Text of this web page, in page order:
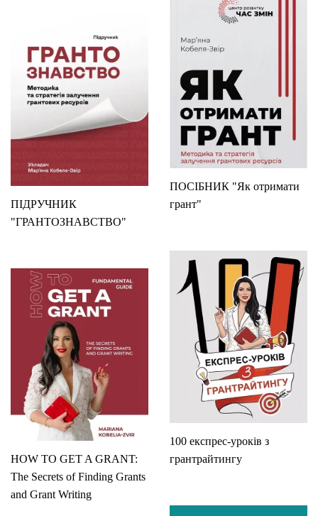
ПОСІБНИК "Як отримати
грант"
ПІДРУЧНИК
"ГРАНТОЗНАВСТВО"
100 експрес-уроків з
грантрайтингу
HOW TO GET A GRANT:
The Secrets of Finding Grants
and Grant Writing